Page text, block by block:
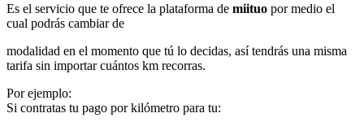
Es el servicio que te ofrece la plataforma de miituo por medio el
cual podrás cambiar de
modalidad en el momento que tú lo decidas, así tendrás una misma
tarifa sin importar cuántos km recorras.
Por ejemplo:
Si contratas tu pago por kilómetro para tu: